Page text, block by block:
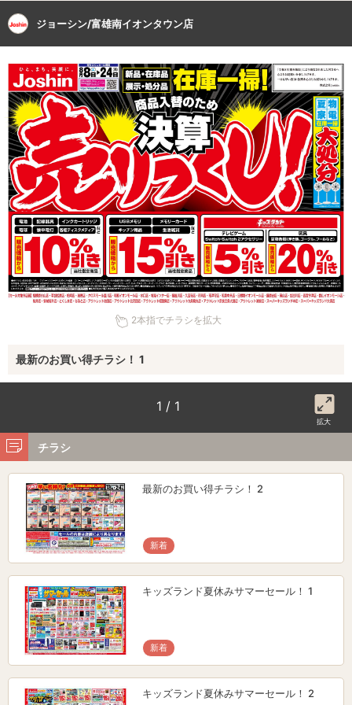
ジョーシン/富雄南イオンタウン店
2本指でチラシを拡大
最新のお買い得チラシ！ 1
1 / 1
拡大
チラシ
最新のお買い得チラシ！ 2
新着
キッズランド夏休みサマーセール！ 1
新着
キッズランド夏休みサマーセール！ 2